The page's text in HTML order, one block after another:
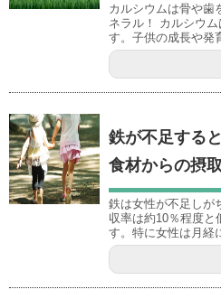
カルシウムは骨や歯
ネラル！ カルシウ
す。子供の成長や発
鉄が不足する
食材からの摂
鉄は女性が不足しが
収率は約10％程度と
す。特に女性は月経